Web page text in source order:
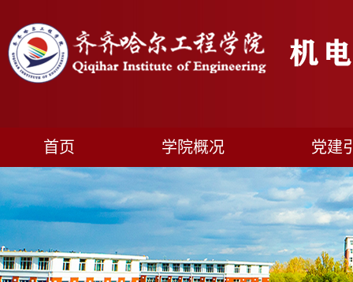
首页 学院概况 党建